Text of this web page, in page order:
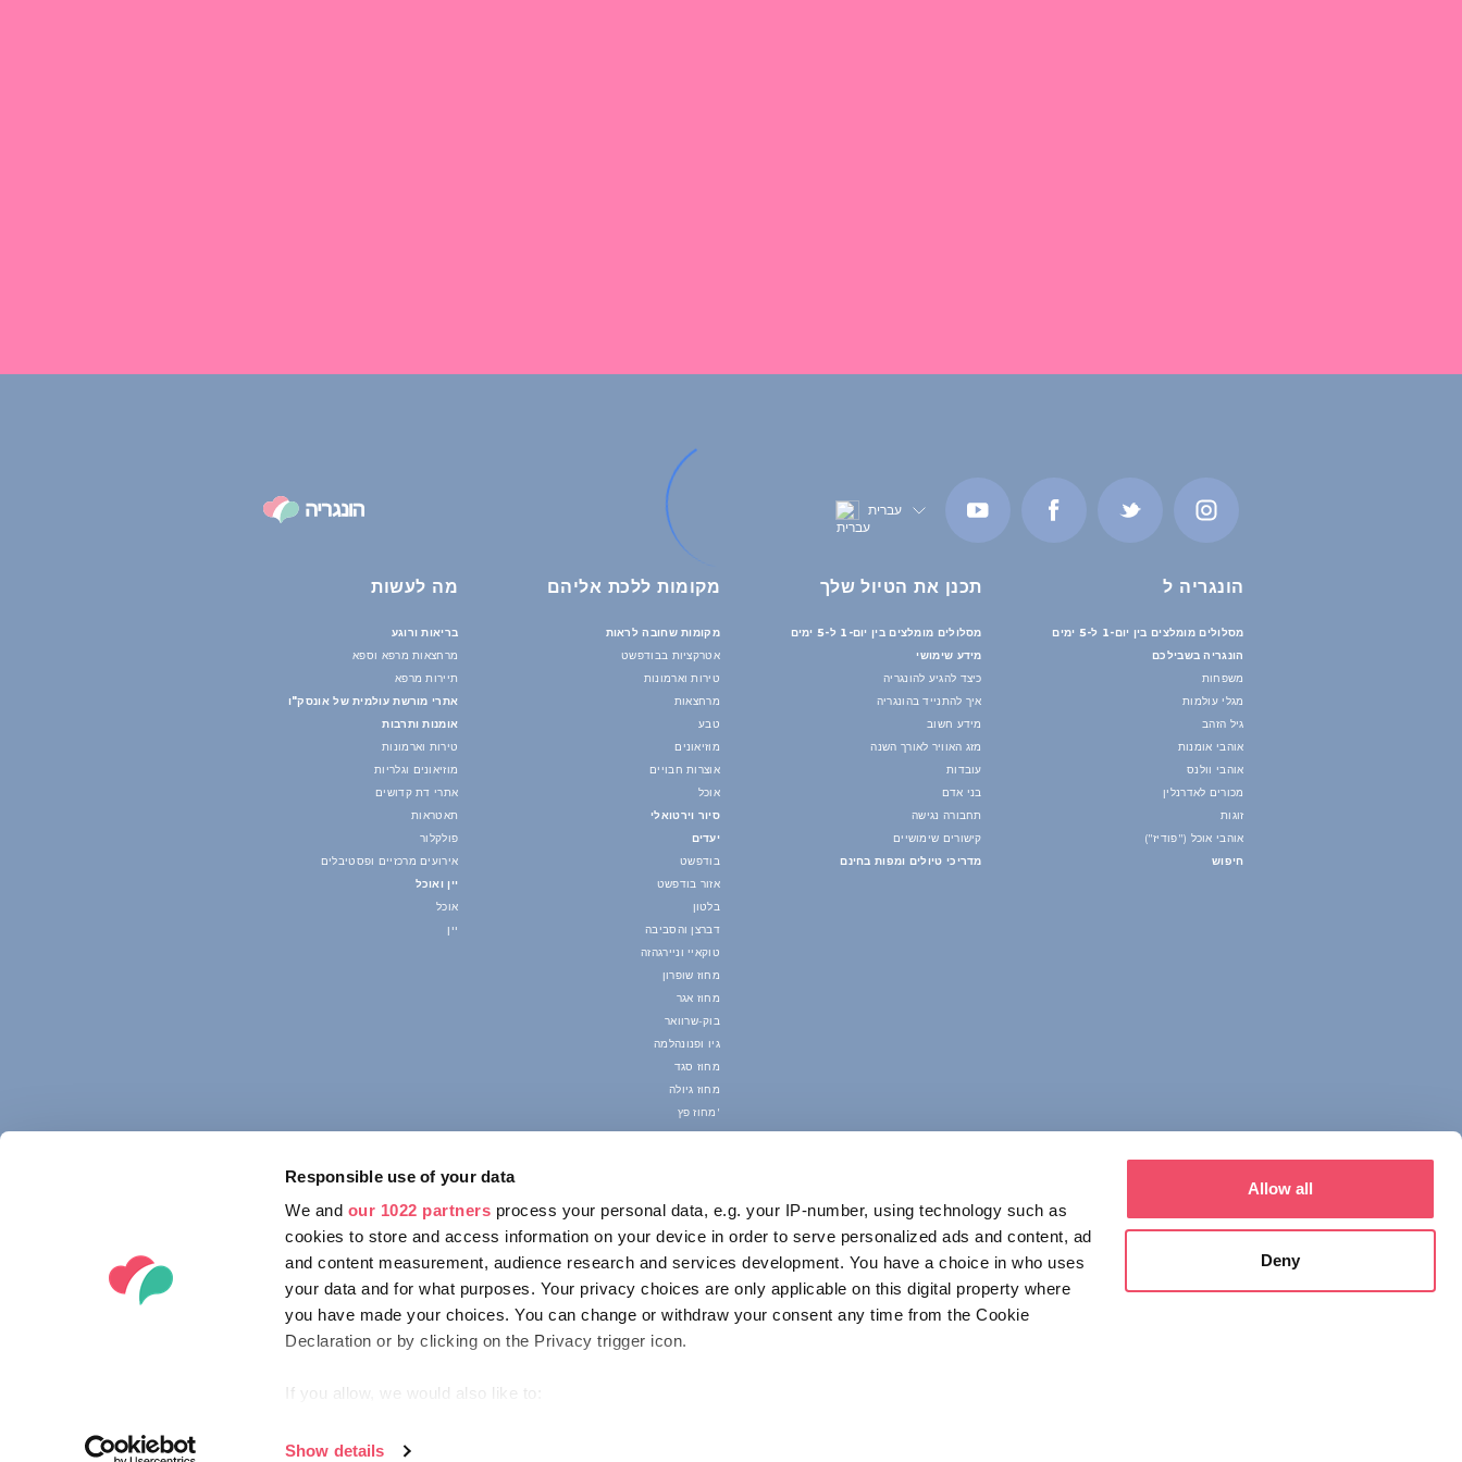
Responsible use of your data
We and our 1022 partners process your personal data, e.g. your IP-number, using technology such as
cookies to store and access information on your device in order to serve personalized ads and content, ad
and content measurement, audience research and services development. You have a choice in who uses
your data and for what purposes. Your privacy choices are only applicable on this digital property where
you have made your choices. You can change or withdraw your consent any time from the Cookie
Declaration or by clicking on the Privacy trigger icon.
If you allow, we would also like to:
Identify your device by actively scanning it for specific characteristics (fingerprinting)
Show details
Allow all
Deny
עברית
מה לעשות
בריאות ורוגע
מרחצאות מרפא וספא
תיירות מרפא
אתרי מורשת עולמית של אונסק"ו
אומנות ותרבות
טירות וארמונות
מוזיאונים וגלריות
אתרי דת קדושים
תאטראות
פולקלור
אירועים מרכזיים ופסטיבלים
יין ואוכל
אוכל
יין
מקומות ללכת אליהם
מקומות שחובה לראות
אטרקציות בבודפשט
טירות וארמונות
מרחצאות
טבע
מוזיאונים
אוצרות חבויים
אוכל
סיור וירטואלי
יעדים
בודפשט
אזור בודפשט
בלטון
דברצן והסביבה
טוקאיי וניירגהזה
מחוז שופרון
מחוז אגר
בוק-שרוואר
גיו ופנונהלמה
מחוז סגד
מחוז גיולה
מחוז פץ'
תכנן את הטיול שלך
מסלולים מומלצים בין יום-1 ל-5 ימים
מידע שימושי
כיצד להגיע להונגריה
איך להתנייד בהונגריה
מידע חשוב
מזג האוויר לאורך השנה
עובדות
בני אדם
תחבורה נגישה
קישורים שימושיים
מדריכי טיולים ומפות בחינם
הונגריה ל
מסלולים מומלצים בין יום-1 ל-5 ימים
הונגריה בשבילכם
משפחות
מגלי עולמות
גיל הזהב
אוהבי אומנות
אוהבי וולנס
מכורים לאדרנלין
זוגות
אוהבי אוכל ("פודיז")
חיפוש